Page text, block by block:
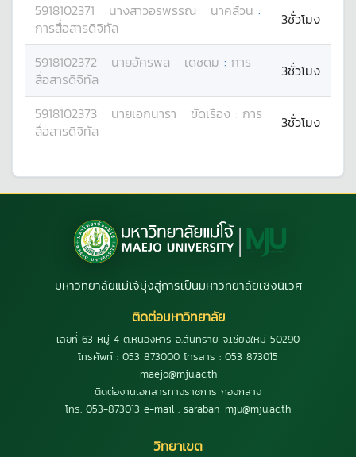
5918102371 นางสาวอรพรรณ นาคล้วน :
การสื่อสารดิจิทัล
3ชั่วโมง
5918102372 นายอัครพล เดชดม : การ
สื่อสารดิจิทัล
3ชั่วโมง
5918102373 นายเอกนารา ขัดเรือง : การ
สื่อสารดิจิทัล
3ชั่วโมง
มหาวิทยาลัยแม่โจ้มุ่งสู่การเป็นมหาวิทยาลัยเชิงนิเวศ
ติดต่อมหาวิทยาลัย
เลขที่ 63 หมู่ 4 ต.หนองหาร อ.สันทราย จ.เชียงใหม่ 50290
โทรศัพท์ : 053 873000 โทรสาร : 053 873015
maejo@mju.ac.th
ติดต่องานเอกสารทางราชการ กองกลาง
โทร. 053-873013 e-mail : saraban_mju@mju.ac.th
วิทยาเขต